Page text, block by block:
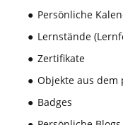
● Persönliche
● Lernstände
● Zertifikate
● Objekte aus
● Badges